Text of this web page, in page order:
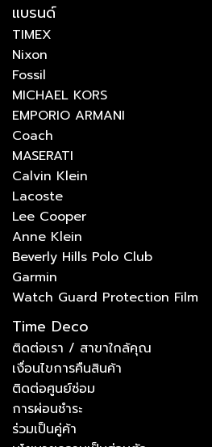
แบรนด์
TIMEX
Nixon
Fossil
MICHAEL KORS
EMPORIO ARMANI
Coach
MASERATI
Calvin Klein
Lacoste
Lee Cooper
Anne Klein
Beverly Hills Polo Club
Garmin
Watch Guard Protection Film
Time Deco
ติดต่อเรา / สาขาใกล้คุณ
เงื่อนไขการคืนสินค้า
ติดต่อศูนย์ซ่อม
การผ่อนชำระ
ร่วมเป็นคู่ค้า